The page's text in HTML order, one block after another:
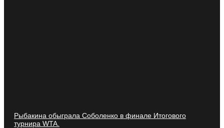
Рыбакина обыграла Соболенко в финале Итогового
турнира WTA.